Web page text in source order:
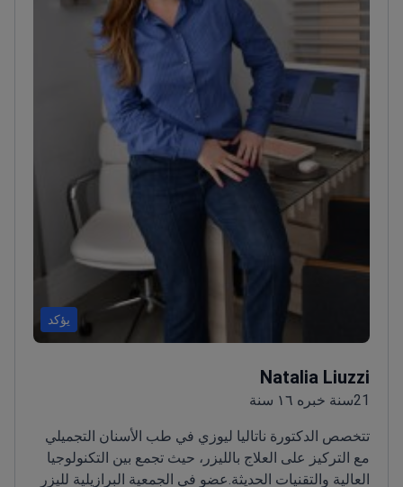
يؤكد
Natalia Liuzzi
21سنة خبره ١٦ سنة
تتخصص الدكتورة ناتاليا ليوزي في طب الأسنان التجميلي
مع التركيز على العلاج بالليزر، حيث تجمع بين التكنولوجيا
العالية والتقنيات الحديثة.عضو في الجمعية البرازيلية لليزر